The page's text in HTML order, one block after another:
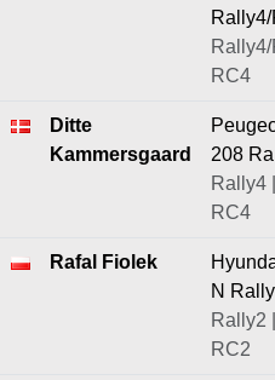
RC4
Ditte
Kammersgaard
208
Rally4 |
RC4
Rafal Fiolek
N
Rally2 |
RC2